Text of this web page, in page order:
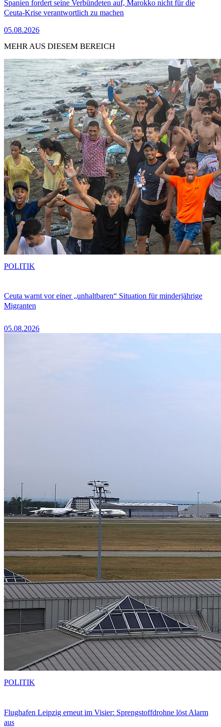
Spanien fordert seine Verbündeten auf, Marokko nicht für die
Ceuta-Krise verantwortlich zu machen
05.08.2026
MEHR AUS DIESEM BEREICH
Ceuta warnt vor einer „unhaltbaren“ Situation für minderjährige
Migranten
05.08.2026
POLITIK
Flughafen Leipzig erneut im Visier: Sprengstoffdrohne löst Alarm
aus
POLITIK